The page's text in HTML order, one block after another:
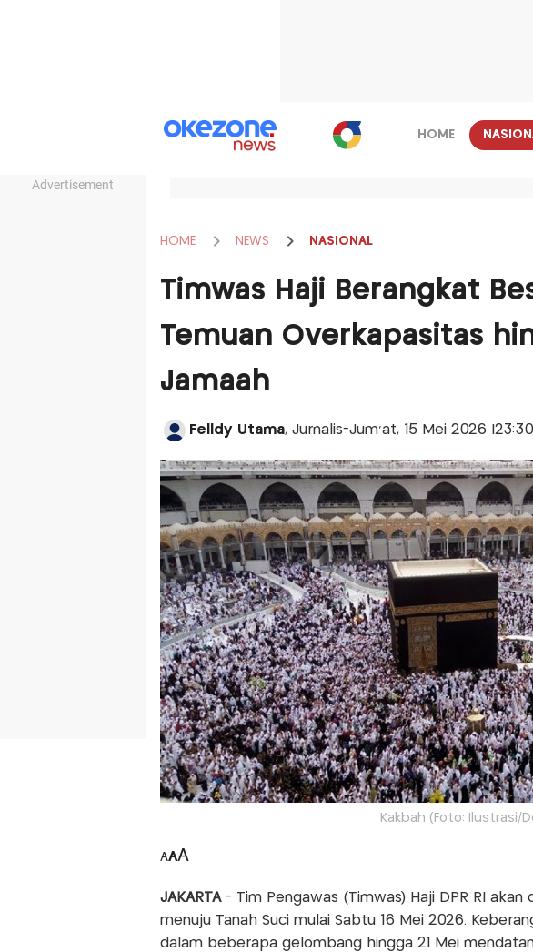
Advertisement
HOME
HOME NEWS NASIONAL
Timwas Haji Berangkat
Temuan Overkapasitas
Jamaah
Felldy Utama, Jurnalis-Jum'at, 15 Mei 2026
Kakbah (Foto: Ilustrasi/
AAA
JAKARTA - Tim Pengawas (Timwas) Haji DPR RI
menuju Tanah Suci mulai Sabtu 16 Mei 2026.
dalam beberapa gelombang hingga 21 Mei